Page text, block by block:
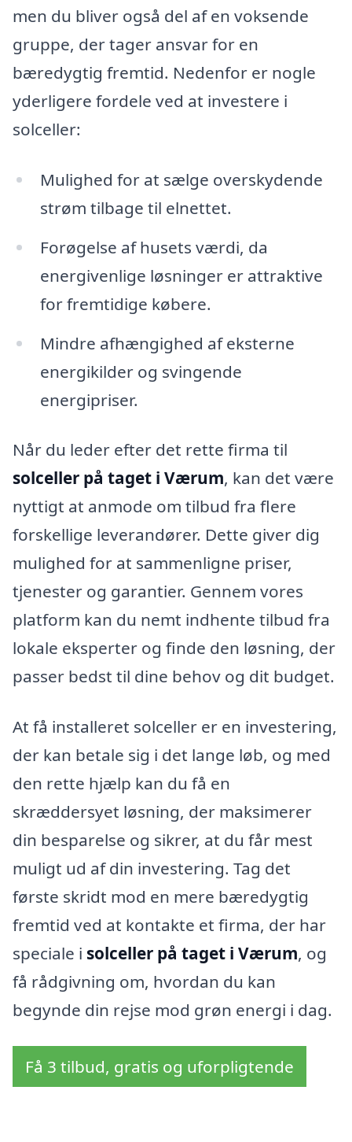
men du bliver også del af en voksende
gruppe, der tager ansvar for en
bæredygtig fremtid. Nedenfor er nogle
yderligere fordele ved at investere i
solceller:
Mulighed for at sælge overskydende
strøm tilbage til elnettet.
Forøgelse af husets værdi, da
energivenlige løsninger er attraktive
for fremtidige købere.
Mindre afhængighed af eksterne
energikilder og svingende
energipriser.
Når du leder efter det rette firma til
solceller på taget i Værum, kan det være
nyttigt at anmode om tilbud fra flere
forskellige leverandører. Dette giver dig
mulighed for at sammenligne priser,
tjenester og garantier. Gennem vores
platform kan du nemt indhente tilbud fra
lokale eksperter og finde den løsning, der
passer bedst til dine behov og dit budget.
At få installeret solceller er en investering,
der kan betale sig i det lange løb, og med
den rette hjælp kan du få en
skræddersyet løsning, der maksimerer
din besparelse og sikrer, at du får mest
muligt ud af din investering. Tag det
første skridt mod en mere bæredygtig
fremtid ved at kontakte et firma, der har
speciale i solceller på taget i Værum, og
få rådgivning om, hvordan du kan
begynde din rejse mod grøn energi i dag.
Få 3 tilbud, gratis og uforpligtende